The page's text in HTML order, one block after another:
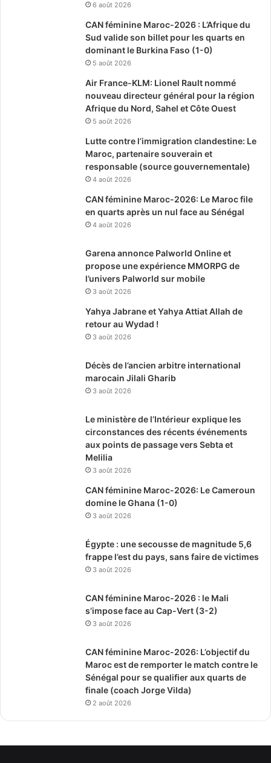
6 août 2026
CAN féminine Maroc-2026 : L’Afrique du
Sud valide son billet pour les quarts en
dominant le Burkina Faso (1-0)
5 août 2026
Air France-KLM: Lionel Rault nommé
nouveau directeur général pour la région
Afrique du Nord, Sahel et Côte Ouest
5 août 2026
Lutte contre l’immigration clandestine: Le
Maroc, partenaire souverain et
responsable (source gouvernementale)
4 août 2026
CAN féminine Maroc-2026: Le Maroc file
en quarts après un nul face au Sénégal
4 août 2026
Garena annonce Palworld Online et
propose une expérience MMORPG de
l’univers Palworld sur mobile
3 août 2026
Yahya Jabrane et Yahya Attiat Allah de
retour au Wydad !
3 août 2026
Décès de l’ancien arbitre international
marocain Jilali Gharib
3 août 2026
Le ministère de l’Intérieur explique les
circonstances des récents événements
aux points de passage vers Sebta et
Melilia
3 août 2026
CAN féminine Maroc-2026: Le Cameroun
domine le Ghana (1-0)
3 août 2026
Égypte : une secousse de magnitude 5,6
frappe l’est du pays, sans faire de victimes
3 août 2026
CAN féminine Maroc-2026 : le Mali
s’impose face au Cap-Vert (3-2)
3 août 2026
CAN féminine Maroc-2026: L’objectif du
Maroc est de remporter le match contre le
Sénégal pour se qualifier aux quarts de
finale (coach Jorge Vilda)
2 août 2026